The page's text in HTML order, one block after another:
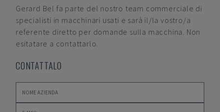
Gerard Bel fa parte del nostro team commerciale di
specialisti in macchinari usati e sarà il/la vostro/a
referente diretto per domande sulla macchina. Non
esitatare a contattarlo.
CONTATTALO